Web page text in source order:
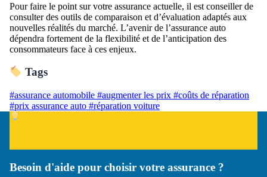
Pour faire le point sur votre assurance actuelle, il est conseiller de
consulter des outils de comparaison et d’évaluation adaptés aux
nouvelles réalités du marché. L’avenir de l’assurance auto
dépendra fortement de la flexibilité et de l’anticipation des
consommateurs face à ces enjeux.
Tags
#assurance automobile #augmenter les prix #coûts de réparation
#prix assurance auto #réparation voiture
Besoin d'aide pour choisir votre assurance ?